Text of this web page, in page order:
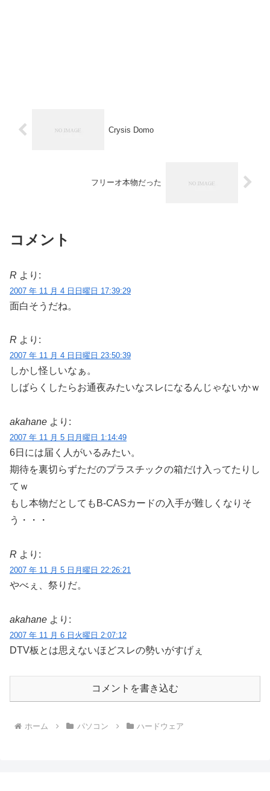
Crysis Domo
フリーオ本物だった
コメント
R より:
2007 年 11 月 4 日日曜日 17:39:29
面白そうだね。
R より:
2007 年 11 月 4 日日曜日 23:50:39
しかし怪しいなぁ。
しばらくしたらお通夜みたいなスレになるんじゃないかｗ
akahane より:
2007 年 11 月 5 日月曜日 1:14:49
6日には届く人がいるみたい。
期待を裏切らずただのプラスチックの箱だけ入ってたりし
てｗ
もし本物だとしてもB-CASカードの入手が難しくなりそ
う・・・
R より:
2007 年 11 月 5 日月曜日 22:26:21
やべぇ、祭りだ。
akahane より:
2007 年 11 月 6 日火曜日 2:07:12
DTV板とは思えないほどスレの勢いがすげぇ
コメントを書き込む
ホーム パソコン ハードウェア